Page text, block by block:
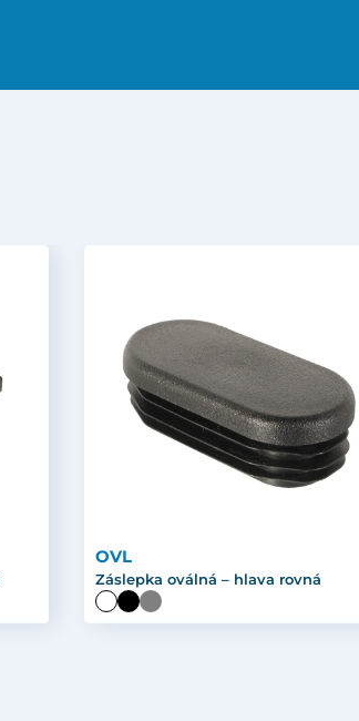
OVL
Záslepka oválná – hlava rovná